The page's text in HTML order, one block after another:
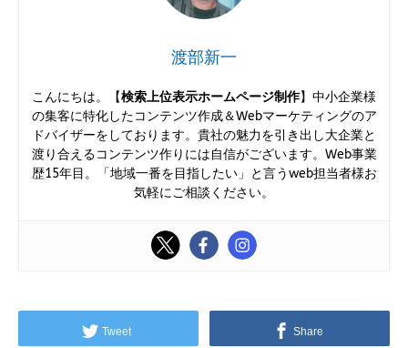
渡部新一
こんにちは。【検索上位表示ホームページ制作】中小企業様
の集客に特化したコンテンツ作成＆Webマーケティングのア
ドバイザーをしております。貴社の魅力を引き出し大企業と
渡り合えるコンテンツ作りには自信がございます。Web事業
歴15年目。「地域一番を目指したい」と言うweb担当者様お
気軽にご相談ください。
Tweet Share